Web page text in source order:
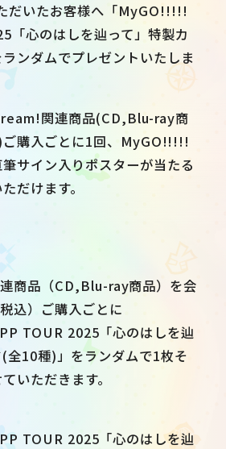
だいたお客様へ「MyGO!!!!!
「心のはしを辿って」特製カ
ンダムでプレゼントいたしま
関連商品(CD,Blu-ray商
購入ごとに1回、MyGO!!!!!
サイン入りポスターが当たる
だけます。
商品（CD,Blu-ray商品）を会
込）ご購入ごとに
TOUR 2025「心のはしを辿
全10種)」をランダムで1枚そ
いただきます。
TOUR 2025「心のはしを辿